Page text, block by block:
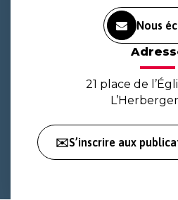
Nous
21 place de
✉️S’inscrire aux